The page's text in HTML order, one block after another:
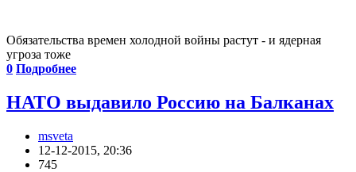
Обязательства времен холодной войны растут - и ядерная
угроза тоже
0 Подробнее
НАТО выдавило Россию на Балканах
msveta
12-12-2015, 20:36
745